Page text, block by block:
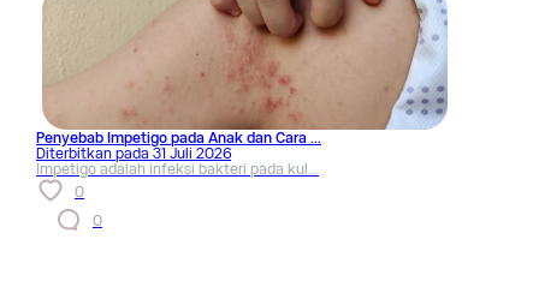
Penyebab Impetigo pada Anak dan Cara ...
Diterbitkan pada 31 Juli 2026
Impetigo adalah infeksi bakteri pada kul...
0
0